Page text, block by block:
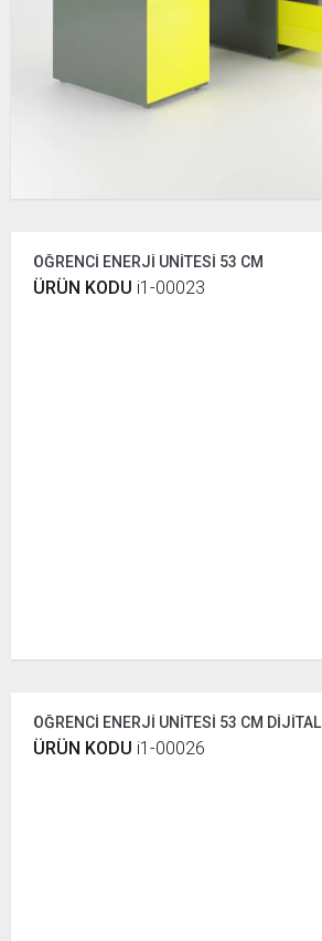
ÖĞRENCİ ENERJİ ÜNİTESİ 53 CM
ÜRÜN KODU i1-00023
ÖĞRENCİ ENERJİ ÜNİTESİ 53 CM DİJİTAL
ÜRÜN KODU i1-00026